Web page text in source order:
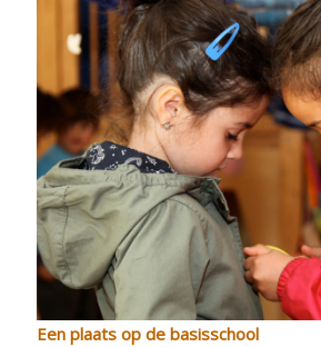
Een plaats op de basisschool